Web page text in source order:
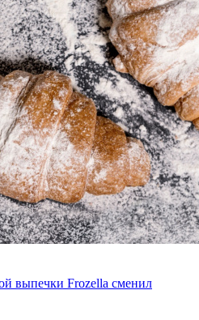
выпечки Frozella сменил